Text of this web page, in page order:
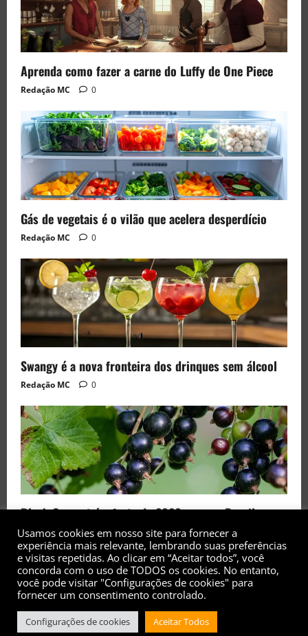
Aprenda como fazer a carne do Luffy de One Piece
Redação MC 0
Gás de vegetais é o vilão que acelera desperdício
Redação MC 0
Swangy é a nova fronteira dos drinques sem álcool
Redação MC 0
Black Currant é a fruta de 2026 rara no Brasil
Redação MC 0
Copyright© 2017 - 2026 - Todos os direitos
Usamos cookies em nosso site para fornecer a
experiência mais relevante, lembrando suas preferências
e visitas repetidas. Ao clicar em “Aceitar todos”, você
concorda com o uso de TODOS os cookies. No entanto,
você pode visitar "Configurações de cookies" para
fornecer um consentimento controlado.
Configurações de cookies Aceitar Todos